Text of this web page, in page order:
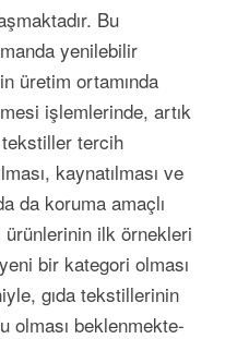
Bu
yenilebilir
üretim ortamında
işlemlerinde, artık
tercih
kaynatılması ve
da koruma amaçlı
ilk örnek­leri
bir kategori olması
gıda tek­still­erinin
olması bek­len­mek­te­